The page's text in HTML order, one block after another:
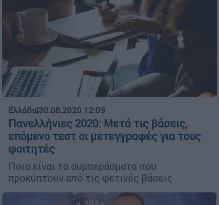
Ελλάδα|30.08.2020 12:09
Πανελλήνιες 2020: Μετά τις βάσεις,
επόμενο τεστ οι μετεγγραφές για τους
φοιτητές
Ποια είναι τα συμπεράσματα που
προκύπτουν από τις φετινές βάσεις